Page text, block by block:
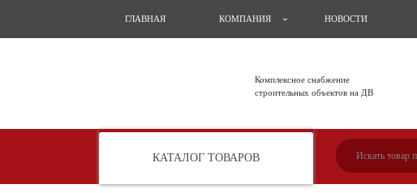
ГЛАВНАЯ КОМПАНИЯ НОВОСТИ
Комплексное снабжение
строительных объектов на ДВ
КАТАЛОГ ТОВАРОВ